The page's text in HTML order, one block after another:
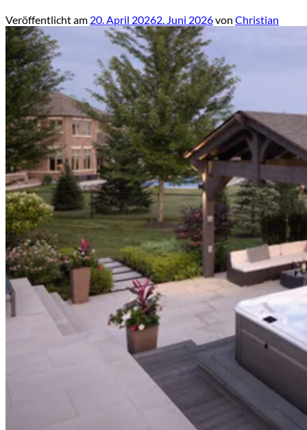
Veröffentlicht am 20. April 20262. Juni 2026von Christian